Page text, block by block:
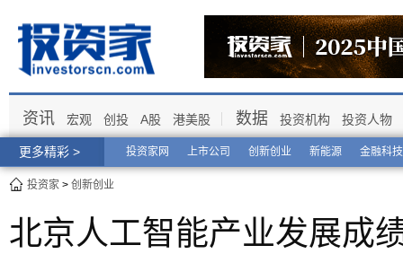
更多精彩 > 投资家网 上市公司 创新创业 新能源 金融科技
资讯 宏观 创投 A股 港美股 数据 投资机构 投资人物
投资家 > 创新创业
北京人工智能产业发展成